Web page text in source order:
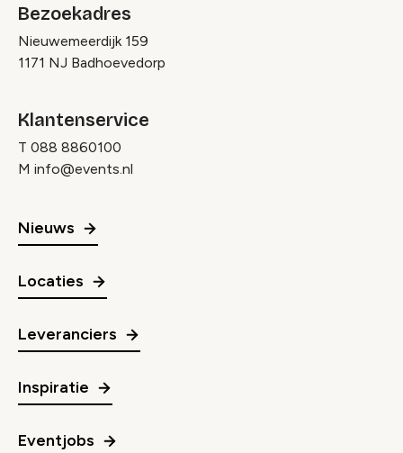
Bezoekadres
Nieuwemeerdijk 159
1171 NJ Badhoevedorp
Klantenservice
T 088 8860100
M info@events.nl
Nieuws
Locaties
Leveranciers
Inspiratie
Eventjobs